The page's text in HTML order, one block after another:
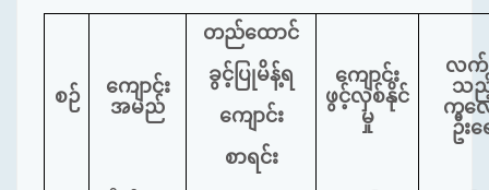
စဉ်
ကျောင်း
အမည်
တည်ထောင်
ခွင့်ပြုမိန့်ရ
ကျောင်း
စာရင်း
ကျောင်း
ဖွင့်လှစ်နိုင်
မှု
လက်
သ
ကလ
ဦးရ